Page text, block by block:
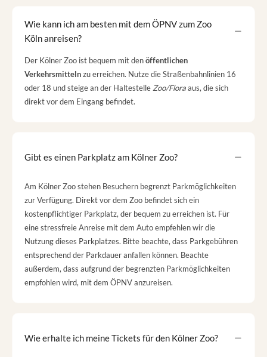
Wie kann ich am besten mit dem ÖPNV zum Zoo
Köln anreisen?
Der Kölner Zoo ist bequem mit denöffentlichen
Verkehrsmittelnzu erreichen. Nutze die Straßenbahnlinien 16
oder 18 und steige an der Haltestelle Zoo/Floraaus, die sich
direkt vor dem Eingang befindet.
Gibt es einen Parkplatz am Kölner Zoo?
Am Kölner Zoo stehen Besuchern begrenzt Parkmöglichkeiten
zur Verfügung. Direkt vor dem Zoo befindet sich ein
kostenpflichtiger Parkplatz, der bequem zu erreichen ist. Für
eine stressfreie Anreise mit dem Auto empfehlen wir die
Nutzung dieses Parkplatzes. Bitte beachte, dass Parkgebühren
entsprechend der Parkdauer anfallen können. Beachte
außerdem, dass aufgrund der begrenzten Parkmöglichkeiten
empfohlen wird, mit dem ÖPNV anzureisen.
Wie erhalte ich meine Tickets für den Kölner Zoo?